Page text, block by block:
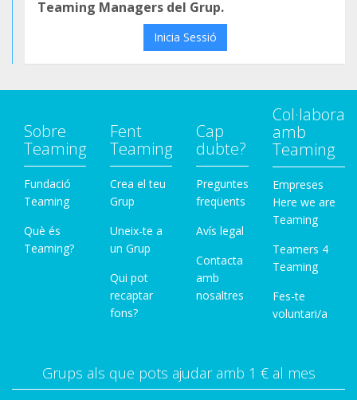
Teaming Managers del Grup.
Inicia Sessió
Sobre
Teaming
Fundació
Teaming
Què és
Teaming?
Fent
Teaming
Crea el teu
Grup
Uneix-te a
un Grup
Qui pot
recaptar
fons?
Cap
dubte?
Preguntes
freqüents
Avís legal
Contacta
amb
nosaltres
Col·labora
amb
Teaming
Empreses
Here we are
Teaming
Teamers 4
Teaming
Fes-te
voluntari/a
Grups als que pots ajudar amb 1 € al mes